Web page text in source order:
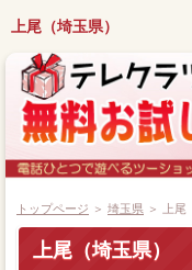
上尾（埼玉県）
トップページ ＞ 埼玉県 ＞ 上尾
上尾（埼玉県）